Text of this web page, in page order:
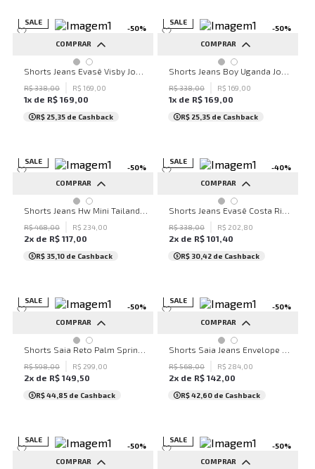
SALE
-50%
COMPRAR
32 34 44
R$338,00 R$ 169 00
1x de R$ 169 00
R$ 25,35 de Cashback
SALE
-50%
COMPRAR
34 42 44
R$338,00 R$ 169 00
1x de R$ 169 00
R$ 25,35 de Cashback
SALE
-50%
COMPRAR
34
R$468,00 R$ 234 00
2x de R$ 117 00
R$ 35,10 de Cashback
SALE
-40%
COMPRAR
36 38 42 44
R$338,00 R$ 202 80
2x de R$ 101 40
R$ 30,42 de Cashback
SALE
-50%
COMPRAR
34 36 38 40
42
44
R$598,00 R$ 299 00
2x de R$ 149 50
R$ 44,85 de Cashback
SALE
-50%
COMPRAR
34 38
R$568,00 R$ 284 00
2x de R$ 142 00
R$ 42,60 de Cashback
SALE
-50%
COMPRAR
SALE
-50%
COMPRAR